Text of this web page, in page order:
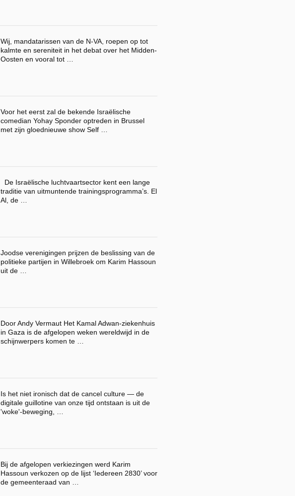
Wij, mandatarissen van de N-VA, roepen op tot
kalmte en sereniteit in het debat over het Midden-
Oosten en vooral tot …
Voor het eerst zal de bekende Israëlische
comedian Yohay Sponder optreden in Brussel
met zijn gloednieuwe show Self …
De Israëlische luchtvaartsector kent een lange
traditie van uitmuntende trainingsprogramma’s. El
Al, de …
Joodse verenigingen prijzen de beslissing van de
politieke partijen in Willebroek om Karim Hassoun
uit de …
Door Andy Vermaut Het Kamal Adwan-ziekenhuis
in Gaza is de afgelopen weken wereldwijd in de
schijnwerpers komen te …
Is het niet ironisch dat de cancel culture — de
digitale guillotine van onze tijd ontstaan is uit de
'woke'-beweging, …
Bij de afgelopen verkiezingen werd Karim
Hassoun verkozen op de lijst ‘Iedereen 2830’ voor
de gemeenteraad van …